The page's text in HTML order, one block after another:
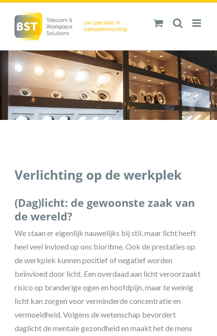
inhoud
Verlichting op de werkplek
(Dag)licht: de gewoonste zaak van
de wereld?
We staan er eigenlijk nauwelijks bij stil, maar licht heeft
heel veel invloed op ons bioritme. Ook de prestaties op
de werkplek kunnen positief of negatief worden
beïnvloed door licht. Een overdaad aan licht veroorzaakt
risico op branderige ogen en hoofdpijn, maar te weinig
licht kan zorgen voor verminderde concentratie en
vermoeidheid. Volgens de wetenschap bevordert
daglicht de mentale gezondheid en maakt het de mens